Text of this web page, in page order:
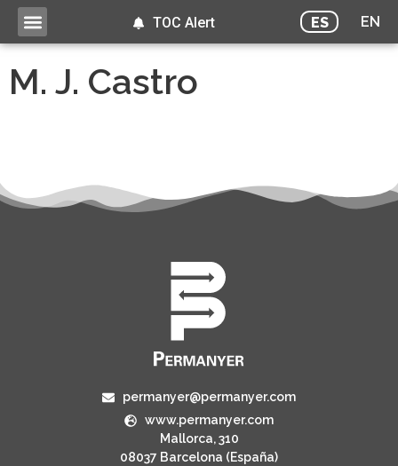
ES EN
TOC Alert
M. J. Castro
permanyer@permanyer.com
www.permanyer.com
Mallorca, 310
08037 Barcelona (España)